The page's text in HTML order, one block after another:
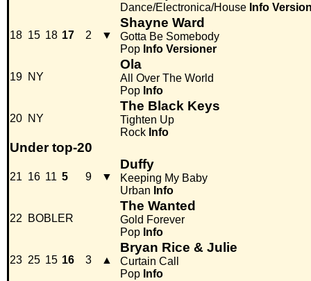
Dance/Electronica/House Info
18 15 18 17 2 ▼
Shayne Ward
Gotta Be Somebody
Pop Info Versioner
19 NY
Ola
All Over The World
Pop Info
20 NY
The Black Keys
Tighten Up
Rock Info
Under top-20
21 16 11 5 9 ▼
Duffy
Keeping My Baby
Urban Info
22 BOBLER
The Wanted
Gold Forever
Pop Info
23 25 15 16 3 ▲
Bryan Rice & Julie
Curtain Call
Pop Info